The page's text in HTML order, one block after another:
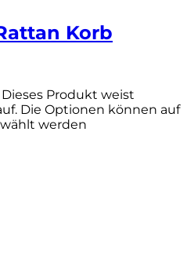
Korb
Dieses Produkt weist
Die Optionen können auf
werden